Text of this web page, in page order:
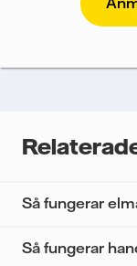
att Vattenfalls
skicka
analysera
tredje part, och
Jag
Så fungerar
Så fungerar